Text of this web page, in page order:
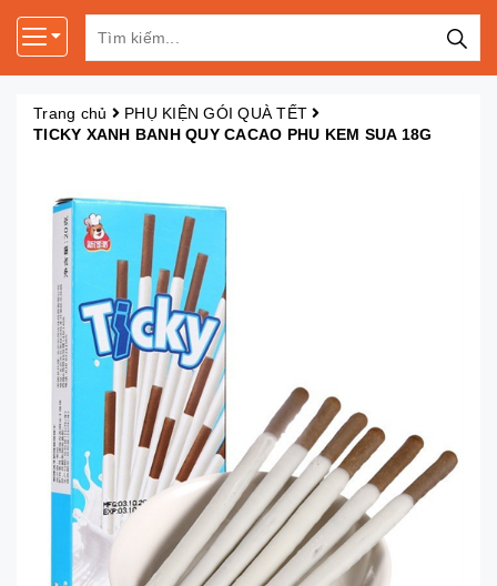
Trang chủ
PHỤ KIỆN GÓI QUÀ TẾT
TICKY XANH BANH QUY CACAO PHU KEM SUA 18G